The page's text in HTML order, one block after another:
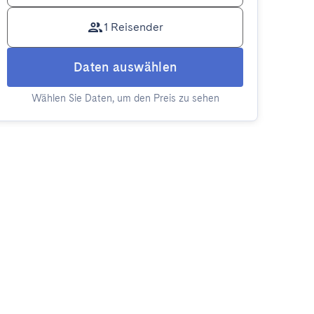
1 Reisender
Daten auswählen
Wählen Sie Daten, um den Preis zu sehen